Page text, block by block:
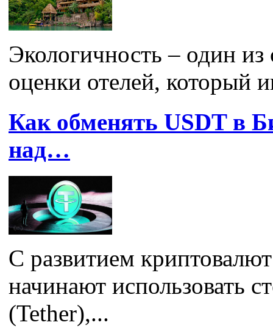
Экологичность – один
оценки отелей, который
Как обменять USDT в
над…
С развитием
начинают использовать
(Tether),...